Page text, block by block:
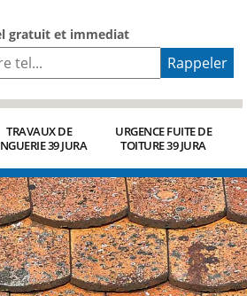
gratuit et immediat
TRAVAUX DE
39 JURA
URGENCE FUITE DE
TOITURE 39 JURA